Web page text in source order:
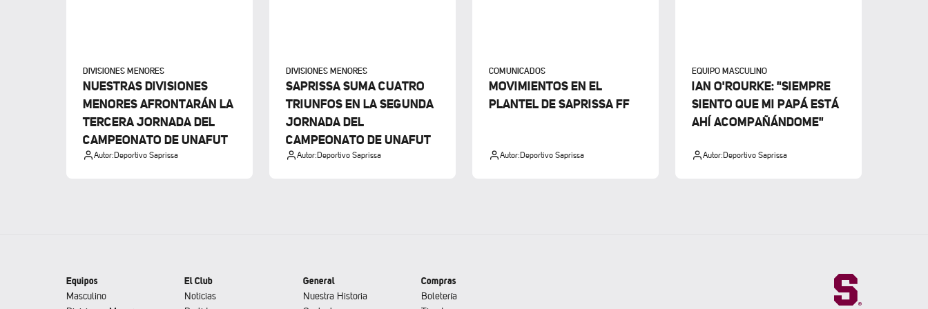
DIVISIONES MENORES
NUESTRAS DIVISIONES
MENORES AFRONTARÁN LA
TERCERA JORNADA DEL
CAMPEONATO DE UNAFUT
Autor:Deportivo Saprissa
DIVISIONES MENORES
SAPRISSA SUMA CUATRO
TRIUNFOS EN LA SEGUNDA
JORNADA DEL
CAMPEONATO DE UNAFUT
Autor:Deportivo Saprissa
COMUNICADOS
MOVIMIENTOS EN EL
PLANTEL DE SAPRISSA FF
Autor:Deportivo Saprissa
EQUIPO MASCULINO
IAN O'ROURKE: "SIEMPRE
SIENTO QUE MI PAPÁ ESTÁ
AHÍ ACOMPAÑÁNDOME"
Autor:Deportivo Saprissa
Equipos
Masculino
El Club
Noticias
General
Nuestra Historia
Compras
Boletería